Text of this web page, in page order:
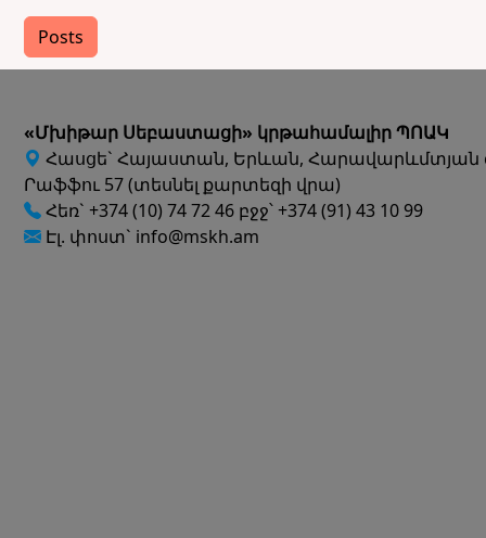
Posts
«Մխիթար Սեբաստացի» կրթահամալիր ՊՈԱԿ
Հասցե` Հայաստան, Երևան, Հարավարևմտյան
Րաֆֆու 57 (տեսնել քարտեզի վրա)
Հեռ` +374 (10) 74 72 46 բջջ՝ +374 (91) 43 10 99
Էլ. փոստ` info@mskh.am